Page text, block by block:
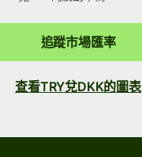
追蹤市場匯率
查看TRY兌DKK的圖表